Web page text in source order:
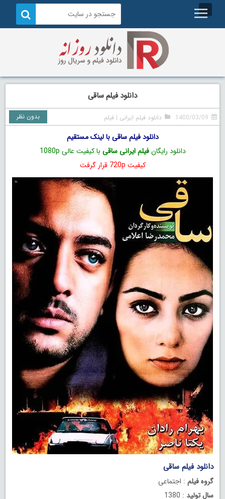
دانلود فیلم ساقی
1400/03/09 دانلود فیلم ایرانی |فیلم بدون نظر
دانلود فیلم ساقی با لینک مستقیم
دانلود رایگانفیلم ایرانی ساقی با کیفیت عالی 1080p
کیفیت 720p قرار گرفت
دانلود فیلم ساقی
گروه فیلم : اجتماعی
سال تولید : 1380